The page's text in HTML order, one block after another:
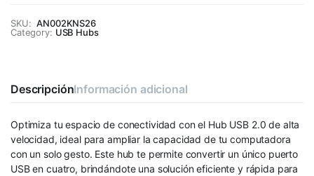
SKU: AN002KNS26
Category: USB Hubs
DescripciónInformación adicional
Optimiza tu espacio de conectividad con el Hub USB 2.0 de alta
velocidad, ideal para ampliar la capacidad de tu computadora
con un solo gesto. Este hub te permite convertir un único puerto
USB en cuatro, brindándote una solución eficiente y rápida para